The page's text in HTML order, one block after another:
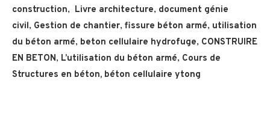
construction, Livre architecture, document génie
civil, Gestion de chantier, fissure béton armé, utilisation
du béton armé, beton cellulaire hydrofuge, CONSTRUIRE
EN BETON, L’utilisation du béton armé, Cours de
Structures en béton, béton cellulaire ytong